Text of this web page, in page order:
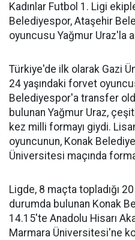
Kadınlar Futbol 1. Ligi
Belediyespor, Ataşehir
oyuncusu Yağmur Uraz'la
Türkiye'de ilk olarak Gazi
24 yaşındaki forvet
Belediyespor'a transfer
bulunan Yağmur Uraz,
kez milli formayı giydi.
oyuncunun, Konak
Üniversitesi maçında
Ligde, 8 maçta topladığı
durumda bulunan Konak
14.15'te Anadolu Hisarı
Marmara Üniversitesi'ne